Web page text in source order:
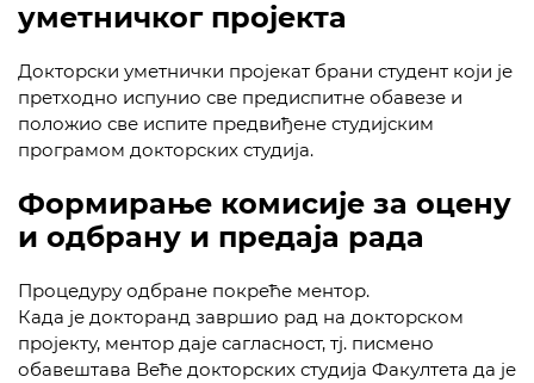
уметничког пројекта
Докторски уметнички пројекат брани студент који је
претходно испунио све предиспитне обавезе и
положио све испите предвиђене студијским
програмом докторских студија.
Формирање комисије за оцену
и одбрану и предаја рада
Процедуру одбране покреће ментор.
Када је докторанд завршио рад на докторском
пројекту, ментор даје сагласност, тј. писмено
обавештава Веће докторских студија Факултета да је